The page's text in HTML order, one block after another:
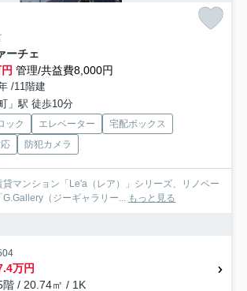
ーチェ
管理/共益費8,000円
/11階建
」駅 徒歩10分
ック エレベーター
宅配ボックス
防犯カメラ
マンション「Le'a（レア）」シリーズ、リノベー
（ジーギャラリー... もっと見る
万円
階 / 20.74㎡ / 1K